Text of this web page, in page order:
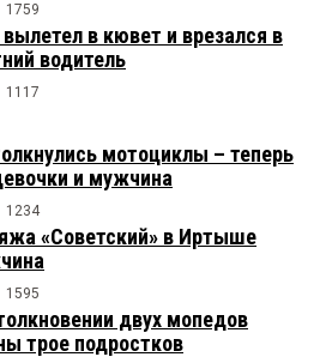
1759
в кювет и врезался в
водитель
1117
мотоциклы – теперь
и мужчина
1234
«Советский» в Иртыше
1595
двух мопедов
трое подростков